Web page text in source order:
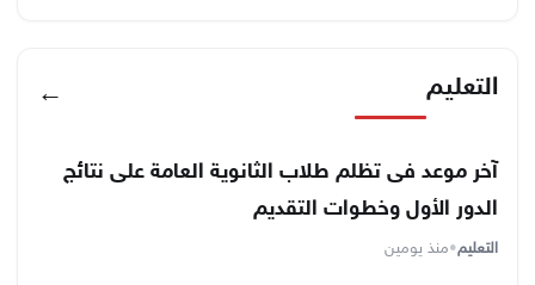
التعليم ←
آخر موعد فى تظلم طلاب الثانوية العامة على نتائج
الدور الأول وخطوات التقديم
التعليم•منذ يومين